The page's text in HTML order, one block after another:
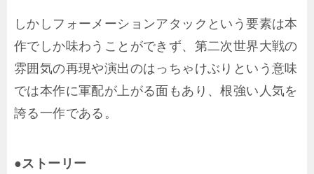
しかしフォーメーションアタックという要素は本
作でしか味わうことができず、第二次世界大戦の
雰囲気の再現や演出のはっちゃけぶりという意味
では本作に軍配が上がる面もあり、根強い人気を
誇る一作である。
●ストーリー